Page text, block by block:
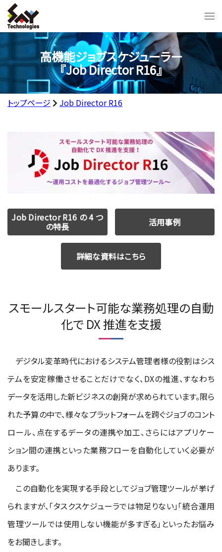
高機能ジョブスケジューラー
『Job Director R16』
トップページ Job Director R16
Job Director R16 の 4 つ
の特長 活用事例
詳細な資料はこちら
スモールスタート可能な業務処理の自動
化で DX 推進を支援
デジタル変革時代におけるシステム管理者様の役割はシス
テムを安定稼働させることだけでなく、DXの推進、すなわち
データを活用した新ビジネスの創発が求められています。限ら
れた予算の中で、様々なプラットフォームを跨ぐジョブのコント
ロール、点在するデータの連携や加工、さらにはアプリケー
ション間の連携といった業務フローを自動化していく必要が
あります。
この自動化を実現する手段としてジョブ管理ツールが挙げ
られますが、「タスクスケジューラでは物足りない」「統合運用
管理ツールでは使用しない機能が多すぎる」といったお悩み
をお聞きします。